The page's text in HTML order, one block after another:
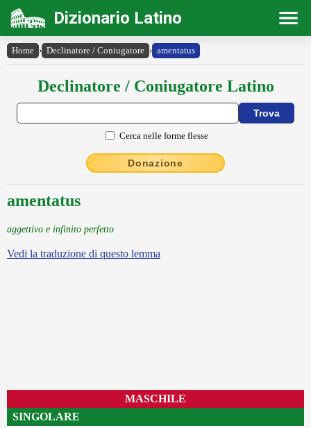
Dizionario Latino
Home › Declinatore / Coniugatore › amentatus
Declinatore / Coniugatore Latino
Cerca nelle forme flesse
Donazione
amentatus
aggettivo e infinito perfetto
Vedi la traduzione di questo lemma
MASCHILE
SINGOLARE